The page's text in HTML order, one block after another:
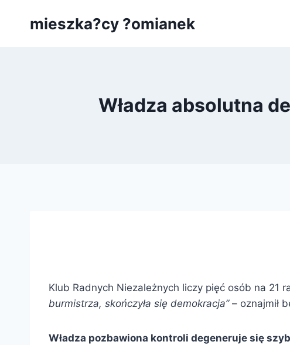
mieszka?cy ?omianek
Władza absolutna
Klub Radnych Niezależnych liczy pięć osób na 21
burmistrza, skończyła się demokracja”– oznajmił
Władza pozbawiona kontroli degeneruje się